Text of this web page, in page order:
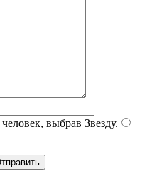
выбрав Звезду.